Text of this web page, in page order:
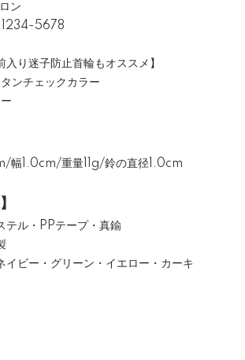
ン
5678
入り迷子防止首輪もオススメ】
ンチェックカラー
幅1.0cm/重量11g/鈴の直径1.0cm
テル・PPテープ・真鍮
イビー・グリーン・イエロー・カーキ